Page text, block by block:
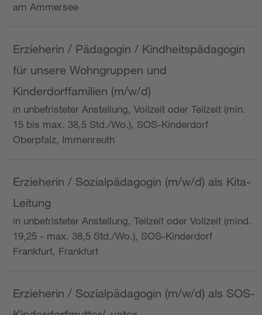
am Ammersee
Erzieherin / Pädagogin / Kindheitspädagogin
für unsere Wohngruppen und
Kinderdorffamilien (m/w/d)
in unbefristeter Anstellung, Vollzeit oder Teilzeit (min.
15 bis max. 38,5 Std./Wo.), SOS-Kinderdorf
Oberpfalz, Immenreuth
Erzieherin / Sozialpädagogin (m/w/d) als Kita-
Leitung
in unbefristeter Anstellung, Teilzeit oder Vollzeit (mind.
19,25 - max. 38,5 Std./Wo.), SOS-Kinderdorf
Frankfurt, Frankfurt
Erzieherin / Sozialpädagogin (m/w/d) als SOS-